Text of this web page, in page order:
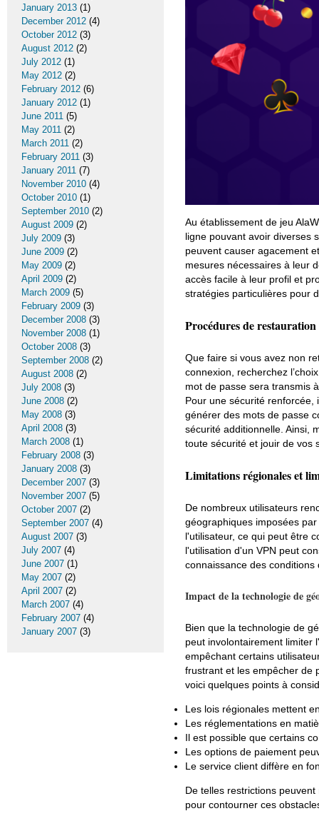
Au établissement de jeu
ligne pouvant avoir diverses
peuvent causer agacement
mesures nécessaires à leur
accès facile à leur profil et
stratégies particulières pour
Procédures de
Que faire si vous avez non
connexion, recherchez
mot de passe sera transmis
Pour une sécurité renforcée,
générer des mots de passe
sécurité additionnelle. Ainsi,
toute sécurité et jouir de vos
Limitations régionales et
De nombreux utilisateurs
géographiques imposées
l'utilisateur, ce qui peut être
l'utilisation d'un VPN peut
connaissance des conditions
Impact de la technologie de
Bien que la technologie de
peut involontairement limiter
empêchant certains
frustrant et les empêcher de
voici quelques points à
Les lois régionales mettent
Les réglementations en
Il est possible que certains
Les options de paiement
Le service client diffère en
De telles restrictions
pour contourner ces
January 2013 (1)
December 2012 (4)
October 2012 (3)
August 2012 (2)
July 2012 (1)
May 2012 (2)
February 2012 (6)
January 2012 (1)
June 2011 (5)
May 2011 (2)
March 2011 (2)
February 2011 (3)
January 2011 (7)
November 2010 (4)
October 2010 (1)
September 2010 (2)
August 2009 (2)
July 2009 (3)
June 2009 (2)
May 2009 (2)
April 2009 (2)
March 2009 (5)
February 2009 (3)
December 2008 (3)
November 2008 (1)
October 2008 (3)
September 2008 (2)
August 2008 (2)
July 2008 (3)
June 2008 (2)
May 2008 (3)
April 2008 (3)
March 2008 (1)
February 2008 (3)
January 2008 (3)
December 2007 (3)
November 2007 (5)
October 2007 (2)
September 2007 (4)
August 2007 (3)
July 2007 (4)
June 2007 (1)
May 2007 (2)
April 2007 (2)
March 2007 (4)
February 2007 (4)
January 2007 (3)